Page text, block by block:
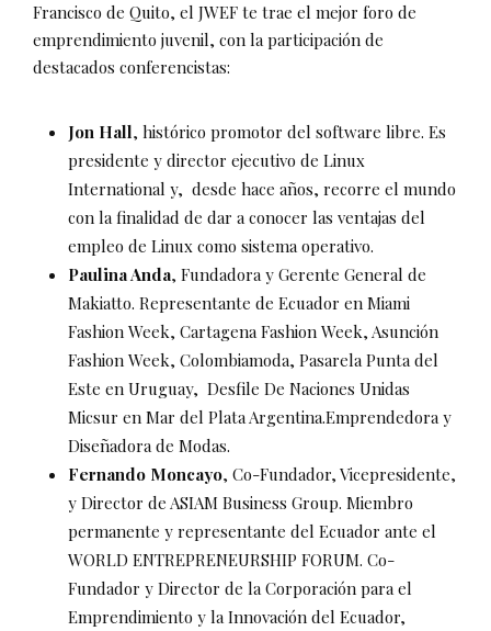
Francisco de Quito, el JWEF te trae el mejor foro de
emprendimiento juvenil, con la participación de
destacados conferencistas:
Jon Hall, histórico promotor del software libre. Es
presidente y director ejecutivo de Linux
International y, desde hace años, recorre el mundo
con la finalidad de dar a conocer las ventajas del
empleo de Linux como sistema operativo.
Paulina Anda, Fundadora y Gerente General de
Makiatto. Representante de Ecuador en Miami
Fashion Week, Cartagena Fashion Week, Asunción
Fashion Week, Colombiamoda, Pasarela Punta del
Este en Uruguay, Desfile De Naciones Unidas
Micsur en Mar del Plata Argentina.Emprendedora y
Diseñadora de Modas.
Fernando Moncayo, Co-Fundador, Vicepresidente,
y Director de ASIAM Business Group. Miembro
permanente y representante del Ecuador ante el
WORLD ENTREPRENEURSHIP FORUM. Co-
Fundador y Director de la Corporación para el
Emprendimiento y la Innovación del Ecuador,